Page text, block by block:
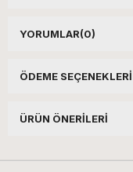
YORUMLAR(0)
ÖDEME SEÇENEKLERI
ÜRÜN ÖNERILERI